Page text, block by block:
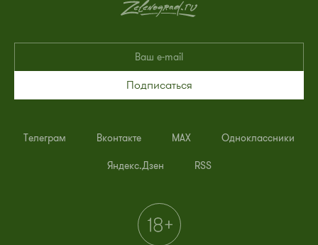
Подписаться
Телеграм Вконтакте MAX Одноклассники
Яндекс.Дзен RSS